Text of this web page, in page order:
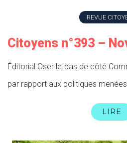
REVUE
Citoyens n°393 –
Éditorial Oser le pas de côté
par rapport aux politiques
LIRE